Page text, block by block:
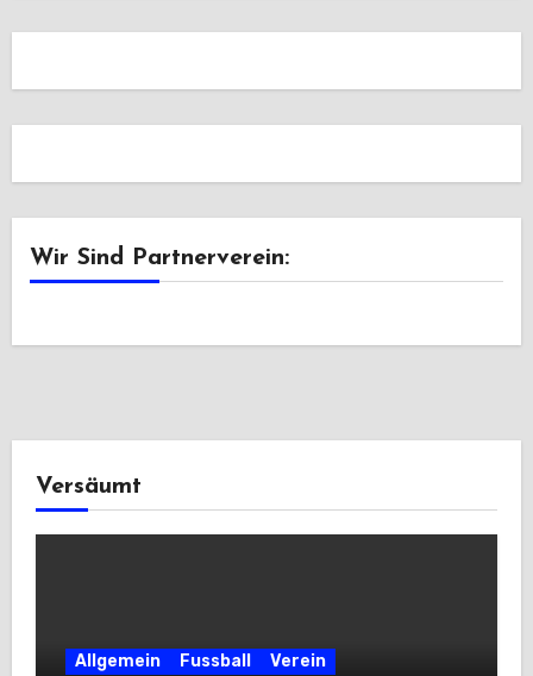
Wir Sind Partnerverein:
Versäumt
Allgemein Fussball Verein